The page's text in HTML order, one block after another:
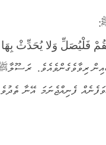
فَلْيُصَلِّ وَلا يُحَدِّثْ
ރިވާވެގެންވެއެވެ.
ފެނިއްޖެނަމަ އޭނާ